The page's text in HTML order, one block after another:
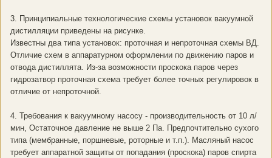
3. Принципиальные технологические схемы установок вакуумной
дистилляции приведены на рисунке.
Известны два типа установок: проточная и непроточная схемы ВД.
Отличие схем в аппаратурном оформлении по движению паров и
отвода дистиллята. Из-за возможности проскока паров через
гидрозатвор проточная схема требует более точных регулировок в
отличие от непроточной.
4. Требования к вакуумному насосу - производительность от 10 л/
мин, Остаточное давление не выше 2 Па. Предпочтительно сухого
типа (мембранные, поршневые, роторные и т.п.). Масляный насос
требует аппаратной защиты от попадания (проскока) паров спирта